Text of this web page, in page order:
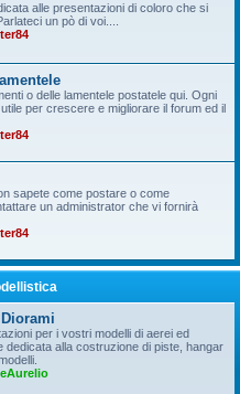
alle presentazioni di coloro che si
un pò di voi....
o delle lamentele postatele qui. Ogni
per crescere e migliorare il forum ed il
sapete come postare o come
un administrator che vi fornirà
per i vostri modelli di aerei ed
dedicata alla costruzione di piste, hangar